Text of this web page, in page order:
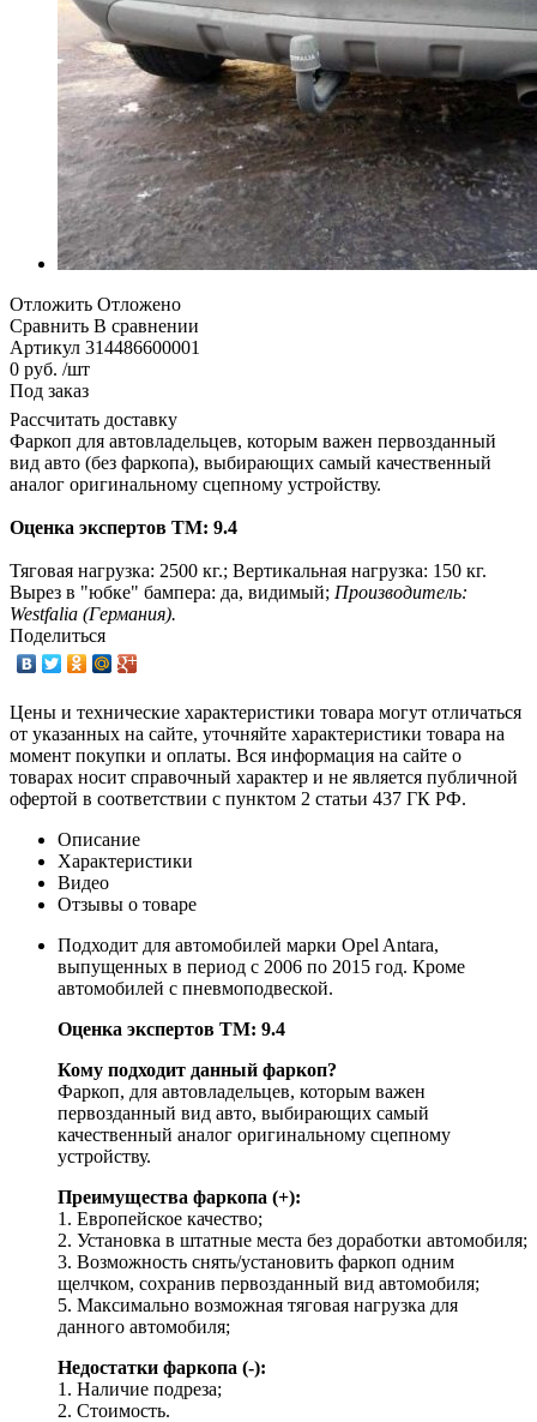
Отложить Отложено
Сравнить В сравнении
Артикул 314486600001
0 руб. /шт
Под заказ
Рассчитать доставку
Фаркоп для автовладельцев, которым важен первозданный
вид авто (без фаркопа), выбирающих самый качественный
аналог оригинальному сцепному устройству.
Оценка экспертов ТМ: 9.4
Тяговая нагрузка: 2500 кг.; Вертикальная нагрузка: 150 кг.
Вырез в "юбке" бампера: да, видимый; Производитель:
Westfalia (Германия).
Поделиться
Цены и технические характеристики товара могут отличаться
от указанных на сайте, уточняйте характеристики товара на
момент покупки и оплаты. Вся информация на сайте о
товарах носит справочный характер и не является публичной
офертой в соответствии с пунктом 2 статьи 437 ГК РФ.
Описание
Характеристики
Видео
Отзывы о товаре
Подходит для автомобилей марки Opel Antara,
выпущенных в период с 2006 по 2015 год. Кроме
автомобилей с пневмоподвеской.
Оценка экспертов ТМ: 9.4
Кому подходит данный фаркоп?
Фаркоп, для автовладельцев, которым важен
первозданный вид авто, выбирающих самый
качественный аналог оригинальному сцепному
устройству.
Преимущества фаркопа (+):
1. Европейское качество;
2. Установка в штатные места без доработки автомобиля;
3. Возможность снять/установить фаркоп одним
щелчком, сохранив первозданный вид автомобиля;
5. Максимально возможная тяговая нагрузка для
данного автомобиля;
Недостатки фаркопа (-):
1. Наличие подреза;
2. Стоимость.